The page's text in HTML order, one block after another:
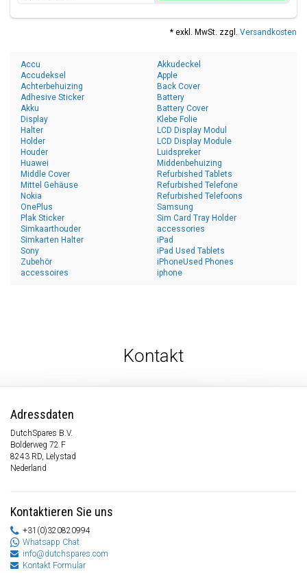
* exkl. MwSt. zzgl. Versandkosten
Accu
Accudeksel
Achterbehuizing
Adhesive Sticker
Akku
Akkudeckel
Apple
Back Cover
Battery
Battery Cover
Display
Halter
Holder
Houder
Huawei
Klebe Folie
LCD Display Modul
LCD Display Module
Luidspreker
Middenbehuizing
Middle Cover
Mittel Gehäuse
Nokia
OnePlus
Plak Sticker
Refurbished Tablets
Refurbished Telefone
Refurbished Telefoons
Samsung
Sim Card Tray Holder
Simkaarthouder
Simkarten Halter
Sony
Zubehör
accessoires
accessories
iPad
iPad Used Tablets
iPhoneUsed Phones
iphone
Kontakt
Adressdaten
DutchSpares B.V.
Bolderweg 72 F
8243 RD, Lelystad
Nederland
Kontaktieren Sie uns
+31(0)320820994
Whatsapp Chat
info@dutchspares.com
Kontakt Formular